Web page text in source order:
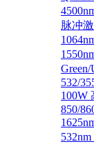
脉冲
532/
100W
850/